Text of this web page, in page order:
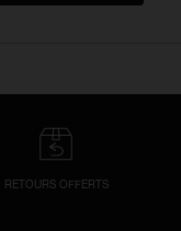
RETOURS OFFERTS